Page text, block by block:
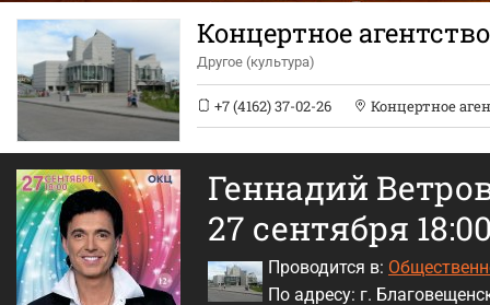
Концертное
Другое (культура)
+7 (4162) 37-02-26 Концертное
Геннадий
27 сентября
Проводится в:
По адресу: г.